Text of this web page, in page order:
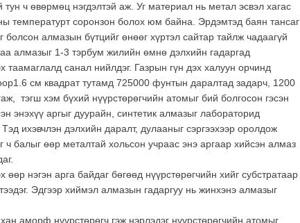
ч өвөрмөц нэгдэлтэй аж. Уг материал нь метал эсвэл хагас
температурт соронзон болох юм байна. Эрдэмтэд баян тансаг
алмазын бүтцийг өнөөг хүртэл сайтар тайлж чадаагүй
алмазыг 1-3 тэрбум жилийн өмнө дэлхийн гадаргад
санал нийлдэг. Газрын гүн дэх халуун орчинд
см квадрат тутамд 725000 фунтын даралтад задарч, 1200
тэгш хэм бүхий нүүрстөрөгчийн атомыг бий болгосон гэсэн
энэхүү аргыг дуурайн, синтетик алмазыг лабораторид
ихэвчлэн дэлхийн даралт, дулааныг сэргээхээр оролдож
ч балыг өөр металтай хольсон учраас энэ аргаар хийсэн алмаз
нэгэн арга байдаг бөгөөд нүүрстөрөгчийн хийг субстратаар
Эдгээр хиймэл алмазын гадаргуу нь жинхэнэ алмазыг
аморф нүүрстөрөгч гэж нэрлэдэг нүүрстөрөгчийн атомыг